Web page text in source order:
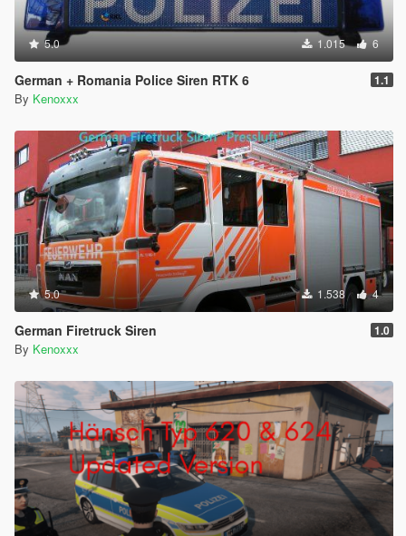
5.0 1.015 6
German + Romania Police Siren RTK 6 1.1
By Kenoxxx
5.0 1.538 4
German Firetruck Siren 1.0
By Kenoxxx